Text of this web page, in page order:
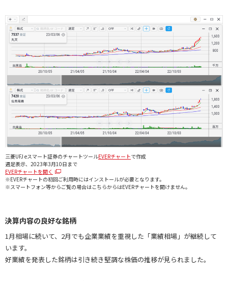
三菱UFJ eスマート証券のチャートツールEVERチャートで作成
週足表示、2023年3月10日まで
EVERチャートを開く
※EVERチャートの初回ご利用時にはインストールが必要となります。
※スマートフォン等からご覧の場合はこちらからはEVERチャートを開けません。
決算内容の良好な銘柄
1月相場に続いて、2月でも企業業績を重視した「業績相場」が継続して
います。
好業績を発表した銘柄は引き続き堅調な株価の推移が見られました。